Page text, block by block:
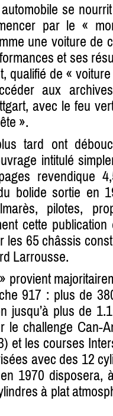
se
par le «
une voiture de
et ses
qualifié de «
aux
avec le feu
».
tard ont
intitulé
revendique
bolide sortie en
pilotes,
cette
les 65 châssis
Larrousse.
provient
917 : plus de
jusqu’à plus de
le challenge Can-
et les courses
avec des 12
1970 disposera,
à plat